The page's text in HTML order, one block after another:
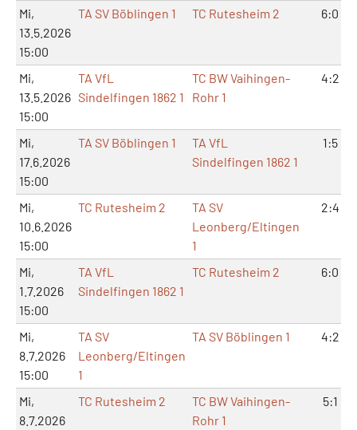
Mi,
13.5.2026
15:00
TA SV Böblingen 1 TC Rutesheim 2 6:0
Mi,
13.5.2026
15:00
TA VfL
Sindelfingen 1862 1
TC BW Vaihingen-
Rohr 1
4:2
Mi,
17.6.2026
15:00
TA SV Böblingen 1
TA VfL
Sindelfingen 1862 1
1:5
Mi,
10.6.2026
15:00
TC Rutesheim 2
TA SV
Leonberg/Eltingen
1
2:4
Mi,
1.7.2026
15:00
TA VfL
Sindelfingen 1862 1
TC Rutesheim 2 6:0
Mi,
8.7.2026
15:00
TA SV
Leonberg/Eltingen
1
TA SV Böblingen 1 4:2
Mi,
8.7.2026
TC Rutesheim 2
TC BW Vaihingen-
Rohr 1
5:1